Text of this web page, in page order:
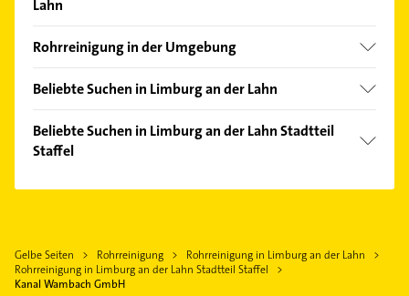
Lahn
Dietkirchen
Rohrreinigung in der Umgebung
Aarbergen
Beliebte Suchen in Limburg an der Lahn
Klempner
Gasinstallateur
Steuerberater
Fensterbauer
Beliebte Suchen in Limburg an der Lahn Stadtteil
Staffel
Immobilien
Immobilienmakler
Gelbe Seiten Rohrreinigung
Rohrreinigung in Limburg an der Lahn
Rohrreinigung in Limburg an der Lahn Stadtteil Staffel
Kanal Wambach GmbH